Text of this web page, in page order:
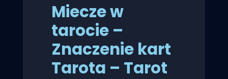
Miecze w
tarocie –
Znaczenie kart
Tarota – Tarot